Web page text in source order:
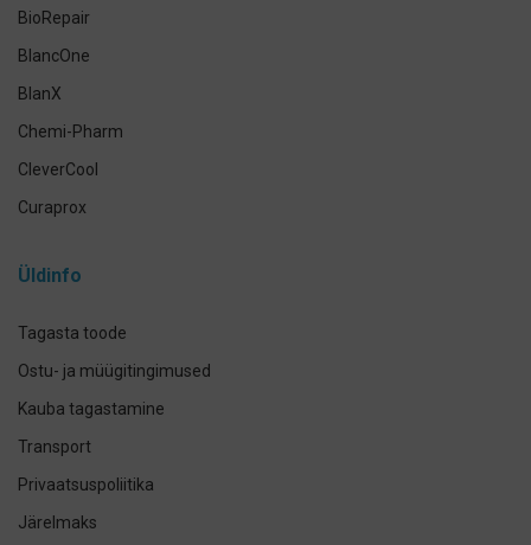
BioRepair
BlancOne
BlanX
Chemi-Pharm
CleverCool
Curaprox
Elmex
Üldinfo
Tagasta toode
Ostu- ja müügitingimused
Kauba tagastamine
Transport
Privaatsuspoliitika
Järelmaks